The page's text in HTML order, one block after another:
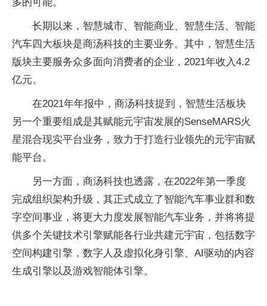
长期以来，智慧城市、智能商业、智慧生活、智能
汽车四大板块是商汤科技的主要业务。其中，智慧生活
版块主要服务众多面向消费者的企业，2021年收入4.2
亿元。
在2021年年报中，商汤科技提到，智慧生活板块
另一个重要组成是其赋能元宇宙发展的SenseMARS火
星混合现实平台业务，致力于打造行业领先的元宇宙赋
能平台。
另一方面，商汤科技也透露，在2022年第一季度
完成组织架构升级，其正式成立了智能汽车事业群和数
字空间事业，将更大力度发展智能汽车业务，并将将提
供多个关键技术引擎赋能各行业共建元宇宙，包括数字
空间构建引擎，数字人及虚拟化身引擎、AI驱动的内容
生成引擎以及游戏智能体引擎。